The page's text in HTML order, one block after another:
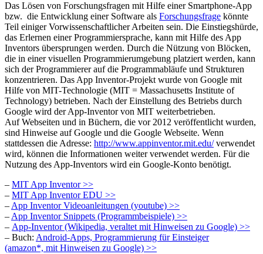
Das Lösen von Forschungsfragen mit Hilfe einer Smartphone-App
bzw. die Entwicklung einer Software als Forschungsfrage könnte
Teil einiger Vorwissenschaftlicher Arbeiten sein. Die Einstiegshürde,
das Erlernen einer Programmiersprache, kann mit Hilfe des App
Inventors übersprungen werden. Durch die Nützung von Blöcken,
die in einer visuellen Programmierumgebung platziert werden, kann
sich der Programmierer auf die Programmabläufe und Strukturen
konzentrieren. Das App Inventor-Projekt wurde von Google mit
Hilfe von MIT-Technologie (MIT = Massachusetts Institute of
Technology) betrieben. Nach der Einstellung des Betriebs durch
Google wird der App-Inventor von MIT weiterbetrieben.
Auf Webseiten und in Büchern, die vor 2012 veröffentlicht wurden,
sind Hinweise auf Google und die Google Webseite. Wenn
stattdessen die Adresse: http://www.appinventor.mit.edu/verwendet
wird, können die Informationen weiter verwendet werden. Für die
Nutzung des App-Inventors wird ein Google-Konto benötigt.
– MIT App Inventor >>
– MIT App Inventor EDU >>
– App Inventor Videoanleitungen (youtube) >>
– App Inventor Snippets (Programmbeispiele) >>
– App-Inventor (Wikipedia, veraltet mit Hinweisen zu Google) >>
– Buch: Android-Apps, Programmierung für Einsteiger
(amazon*, mit Hinweisen zu Google) >>